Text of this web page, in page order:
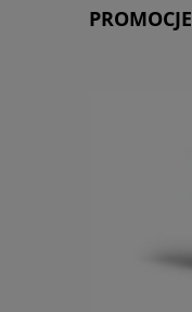
PROMOCJE